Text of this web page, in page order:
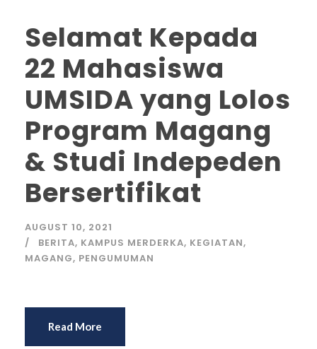
Selamat Kepada
22 Mahasiswa
UMSIDA yang Lolos
Program Magang
& Studi Indepeden
Bersertifikat
AUGUST 10, 2021
BERITA, KAMPUS MERDERKA, KEGIATAN,
MAGANG, PENGUMUMAN
Read More